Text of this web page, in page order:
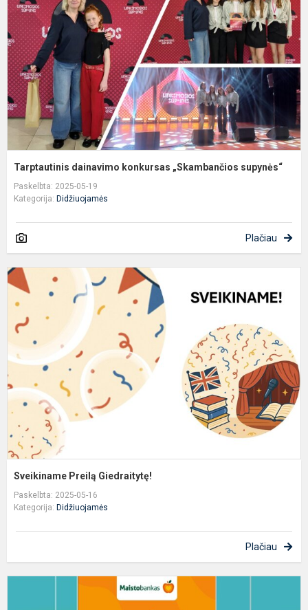
Tarptautinis dainavimo konkursas „Skambančios supynės“
Paskelbta: 2025-05-19
Kategorija: Didžiuojamės
Plačiau
Sveikiname Preilą Giedraitytę!
Paskelbta: 2025-05-16
Kategorija: Didžiuojamės
Plačiau